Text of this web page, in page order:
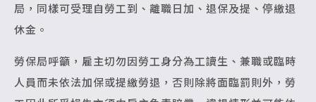
局，同樣可受理自勞工到、離職日加、退保及提、停繳退
休金。
勞保局呼籲，雇主切勿因勞工身分為工讀生、兼職或臨時
人員而未依法加保或提繳勞退，否則除將面臨罰則外，勞